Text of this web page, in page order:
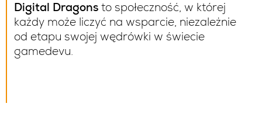
Digital Dragons to społeczność, w której
każdy może liczyć na wsparcie, niezależnie
od etapu swojej wędrówki w świecie
gamedevu.